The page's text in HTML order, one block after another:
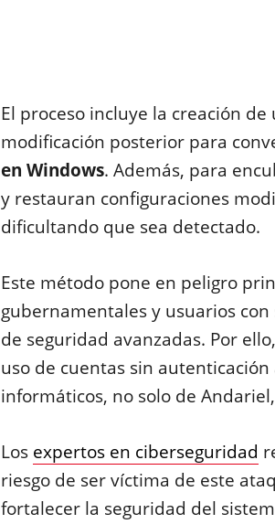
El proceso incluye la creación
modificación posterior para
en Windows. Además, para
y restauran configuraciones
dificultando que sea detectado.
Este método pone en peligro
gubernamentales y usuarios
de seguridad avanzadas. Por
uso de cuentas sin
informáticos, no solo de
Los expertos en ciberseguridad
riesgo de ser víctima de este
fortalecer la seguridad del